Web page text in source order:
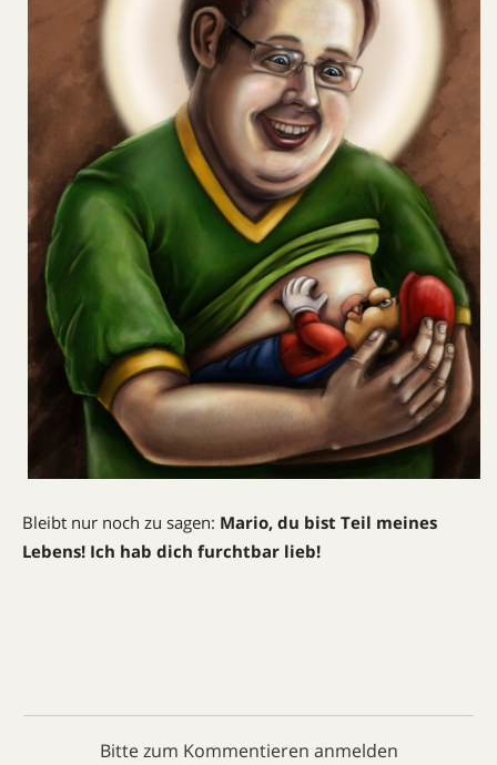
Bleibt nur noch zu sagen: Mario, du bist Teil meines
Lebens! Ich hab dich furchtbar lieb!
Bitte zum Kommentieren anmelden